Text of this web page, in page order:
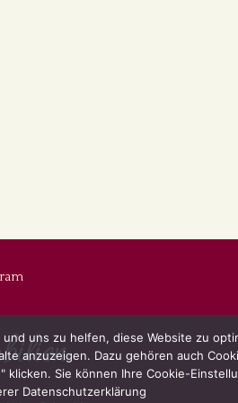
uns zu helfen, diese Website zu
anzuzeigen. Dazu gehören auch
Sie können Ihre Cookie-
Datenschutzerklärung